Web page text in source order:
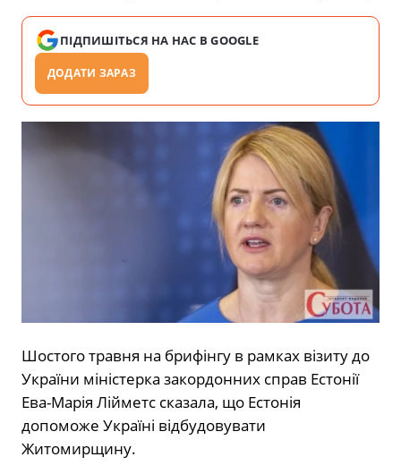
ПІДПИШІТЬСЯ НА НАС В GOOGLE
ДОДАТИ ЗАРАЗ
Шостого травня на брифінгу в рамках візиту до
України міністерка закордонних справ Естонії
Ева-Марія Лійметс сказала, що Естонія
допоможе Україні відбудовувати
Житомирщину.